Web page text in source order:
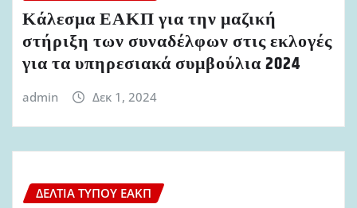
Κάλεσμα ΕΑΚΠ για την μαζική
στήριξη των συναδέλφων στις εκλογές
για τα υπηρεσιακά συμβούλια 2024
admin Δεκ 1, 2024
ΔΕΛΤΊΑ ΤΎΠΟΥ ΕΑΚΠ